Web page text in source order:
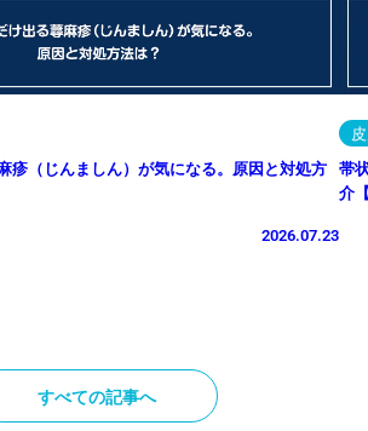
疹（じんましん）が気になる。原因と対処方
2026.07.23
帯
介
すべての記事へ